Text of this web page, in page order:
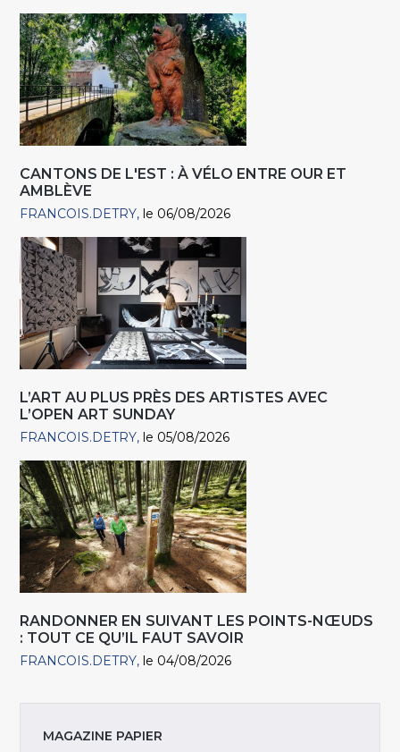
CANTONS DE L'EST : À VÉLO ENTRE OUR ET
AMBLÈVE
FRANCOIS.DETRY le 06/08/2026
L’ART AU PLUS PRÈS DES ARTISTES AVEC
L’OPEN ART SUNDAY
FRANCOIS.DETRY le 05/08/2026
RANDONNER EN SUIVANT LES POINTS-NŒUDS
: TOUT CE QU’IL FAUT SAVOIR
FRANCOIS.DETRY le 04/08/2026
MAGAZINE PAPIER